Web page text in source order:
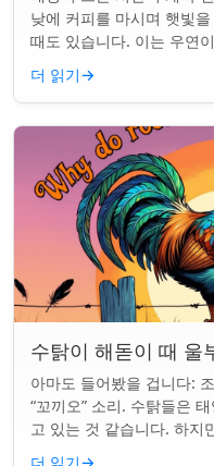
낮에 커피를 마시며 햇빛
때도 있습니다. 이는 우연
이 아니며 계절과 지구상의
더 읽기→
수탉이 해돋이 때 울
아마도 들어봤을 겁니다:
“꼬끼오” 소리. 수탉들은
고 있는 것 같습니다. 하지
니면 더 깊은 무언가일까요?